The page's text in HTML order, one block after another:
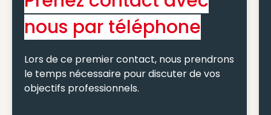
nous par téléphone
Lors de ce premier contact, nous prendrons
le temps nécessaire pour discuter de vos
objectifs professionnels.